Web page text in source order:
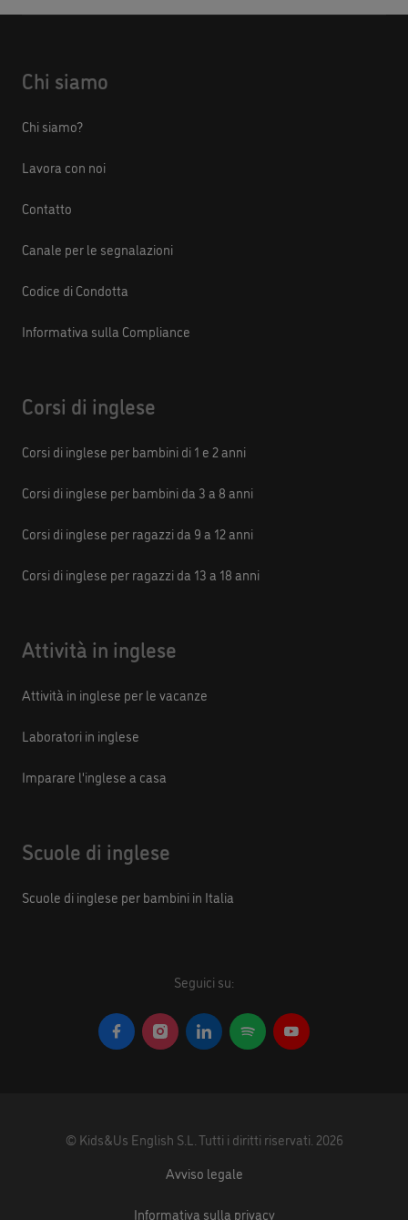
Chi siamo
Chi siamo?
Lavora con noi
Contatto
Canale per le segnalazioni
Codice di Condotta
Informativa sulla Compliance
Corsi di inglese
Corsi di inglese per bambini di 1 e 2 anni
Corsi di inglese per bambini da 3 a 8 anni
Corsi di inglese per ragazzi da 9 a 12 anni
Corsi di inglese per ragazzi da 13 a 18 anni
Attività in inglese
Attività in inglese per le vacanze
Laboratori in inglese
Imparare l'inglese a casa
Scuole di inglese
Scuole di inglese per bambini in Italia
Seguici su:
© Kids&Us English S.L.Tutti i diritti riservati. 2026
Avviso legale
Informativa sulla privacy